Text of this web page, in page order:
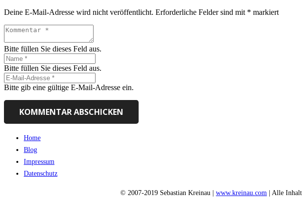
Deine E-Mail-Adresse wird nicht veröffentlicht. Erforderliche Felder sind mit * markiert
Bitte füllen Sie dieses Feld aus.
Bitte füllen Sie dieses Feld aus.
Bitte gib eine gültige E-Mail-Adresse ein.
KOMMENTAR ABSCHICKEN
Home
Blog
Impressum
Datenschutz
© 2007-2019 Sebastian Kreinau | www.kreinau.com | Alle